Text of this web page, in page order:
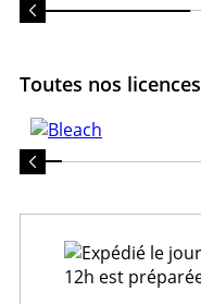
Toutes nos licences